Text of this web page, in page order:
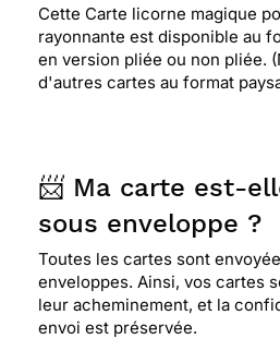
Cette Carte licorne magique
rayonnante est disponible au
en version pliée ou non pliée.
d'autres cartes au format
📨 Ma carte est-
sous enveloppe ?
Toutes les cartes sont
enveloppes. Ainsi, vos cartes
leur acheminement, et la
envoi est préservée.